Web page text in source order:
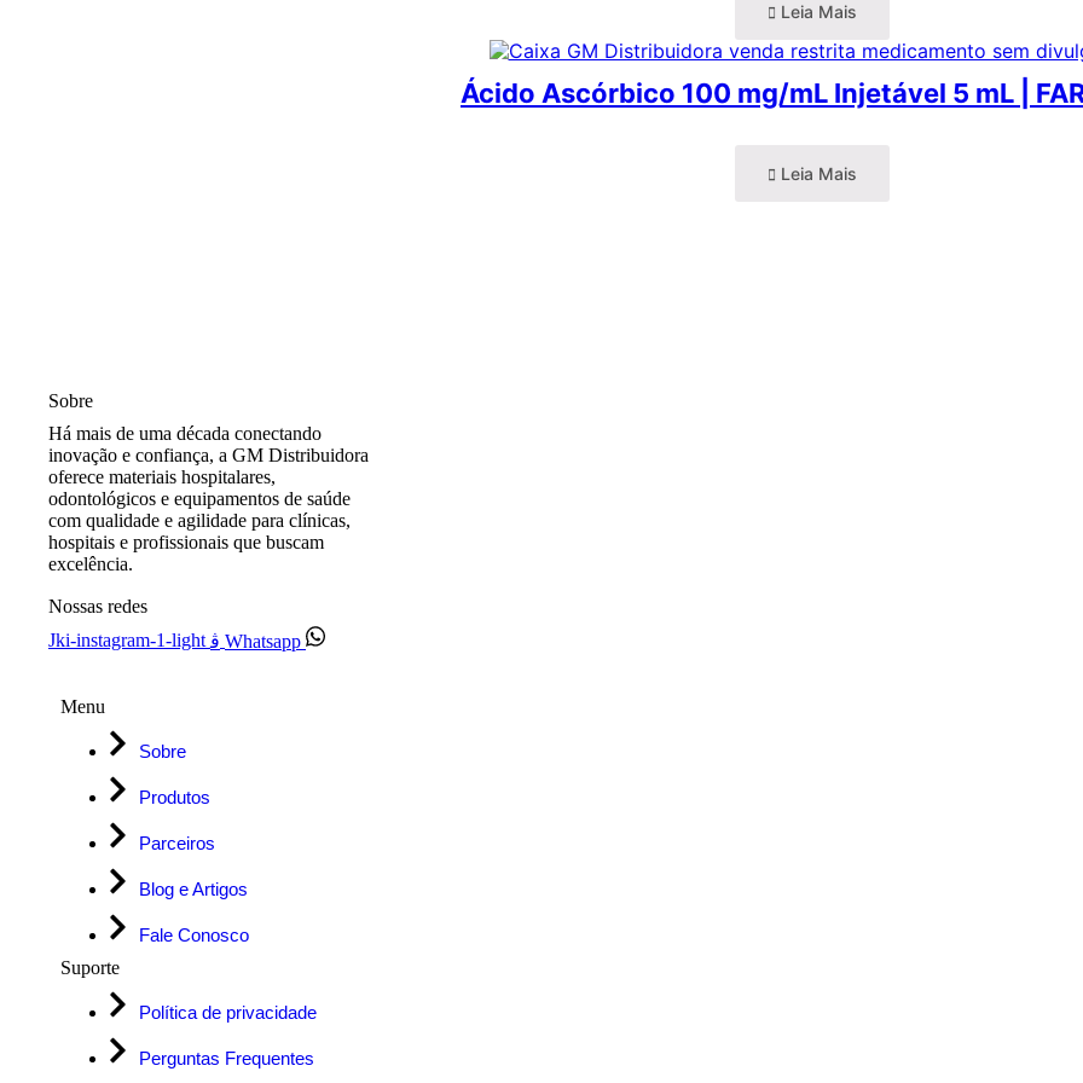
Leia Mais
Ácido Ascórbico 100 mg/mL Injetável 5 mL |
Leia Mais
Sobre
Há mais de uma década conectando
inovação e confiança, a GM Distribuidora
oferece materiais hospitalares,
odontológicos e equipamentos de saúde
com qualidade e agilidade para clínicas,
hospitais e profissionais que buscam
excelência.
Nossas redes
Jki-instagram-1-light
Whatsapp
Menu
Sobre
Produtos
Parceiros
Blog e Artigos
Fale Conosco
Suporte
Política de privacidade
Perguntas Frequentes